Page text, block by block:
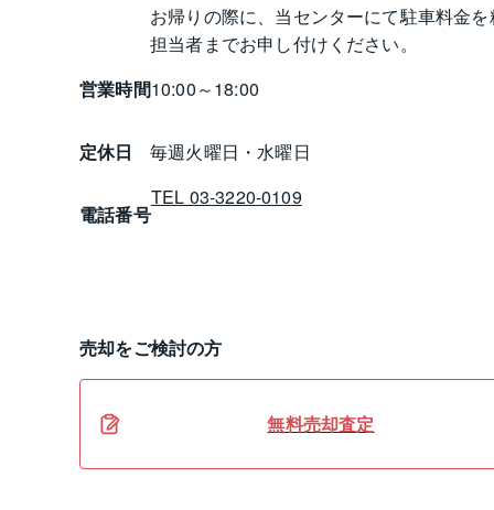
お帰りの際に、当センターにて駐車料金
担当者までお申し付けください。
営業時間10:00～18:00
定休日 毎週火曜日・水曜日
電話番号
TEL 03-3220-0109
売却をご検討の方
無料売却査定